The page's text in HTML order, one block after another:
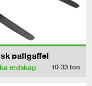
pallgaffel
redskap 10-33 ton